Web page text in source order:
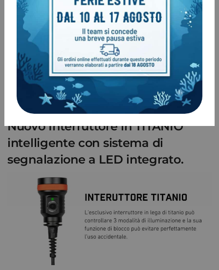
Nuovo Interruttore in TITANIO
intelligente con sistema di
segnalazione a LED integrato.